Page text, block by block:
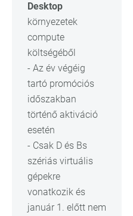
Desktop
környezetek
compute
költségéből
- Az év végéig
tartó promóciós
időszakban
történő aktiváció
esetén
- Csak D és Bs
szériás virtuális
gépekre
vonatkozik és
január 1. előtt nem